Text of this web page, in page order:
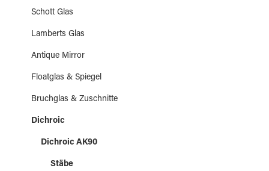
Schott Glas
Lamberts Glas
Antique Mirror
Floatglas & Spiegel
Bruchglas & Zuschnitte
Dichroic
Dichroic AK90
Stäbe